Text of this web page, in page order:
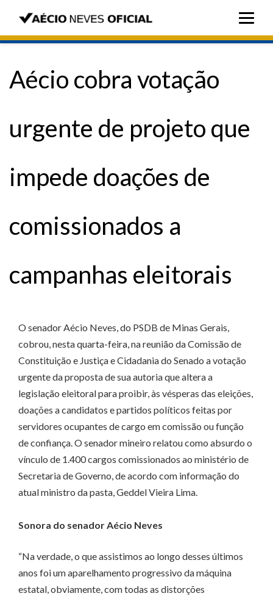
Aécio cobra votação
urgente de projeto que
impede doações de
comissionados a
campanhas eleitorais
O senador Aécio Neves, do PSDB de Minas Gerais,
cobrou, nesta quarta-feira, na reunião da Comissão de
Constituição e Justiça e Cidadania do Senado a votação
urgente da proposta de sua autoria que altera a
legislação eleitoral para proibir, às vésperas das eleições,
doações a candidatos e partidos políticos feitas por
servidores ocupantes de cargo em comissão ou função
de confiança. O senador mineiro relatou como absurdo o
vínculo de 1.400 cargos comissionados ao ministério de
Secretaria de Governo, de acordo com informação do
atual ministro da pasta, Geddel Vieira Lima.
Sonora do senador Aécio Neves
“Na verdade, o que assistimos ao longo desses últimos
anos foi um aparelhamento progressivo da máquina
estatal, obviamente, com todas as distorções